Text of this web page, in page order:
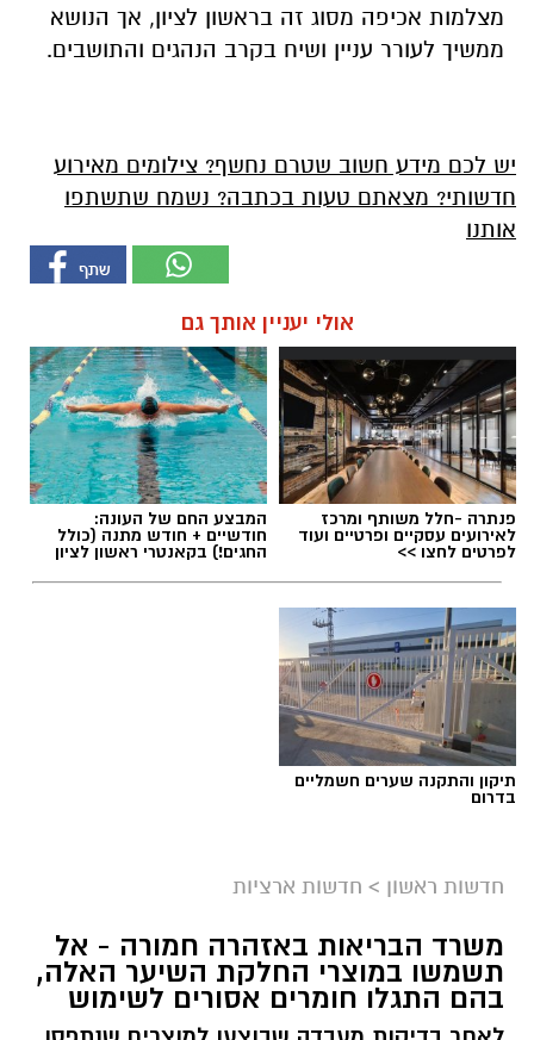
מצלמות אכיפה מסוג זה בראשון לציון, אך הנושא
ממשיך לעורר עניין ושיח בקרב הנהגים והתושבים.
יש לכם מידע חשוב שטרם נחשף? צילומים מאירוע
חדשותי? מצאתם טעות בכתבה? נשמח שתשתפו
אותנו
אולי יעניין אותך גם
פנתרה -חלל משותף ומרכז
לאירועים עסקיים ופרטיים ועוד
לפרטים לחצו >>
המבצע החם של העונה:
חודשיים + חודש מתנה (כולל
החגים!) בקאנטרי ראשון לציון
תיקון והתקנה שערים חשמליים
בדרום
חדשות ראשון > חדשות ארציות
משרד הבריאות באזהרה חמורה - אל
תשמשו במוצרי החלקת השיער האלה,
בהם התגלו חומרים אסורים לשימוש